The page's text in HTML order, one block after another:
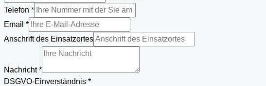
Telefon *
Email *
Einsatzortes
Anschrift des Einsatzortes
Nachricht*
DSGVO-Einverständnis *